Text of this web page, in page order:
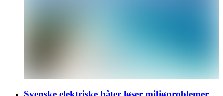
Svenske elektriske båter løser miljøproblemer